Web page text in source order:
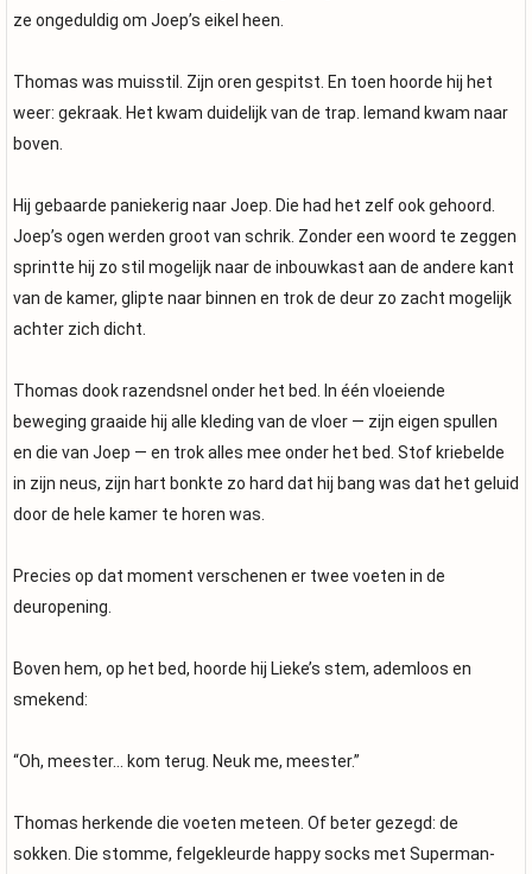
ze ongeduldig om Joep’s eikel heen.
Thomas was muisstil. Zijn oren gespitst. En toen hoorde hij het
weer: gekraak. Het kwam duidelijk van de trap. Iemand kwam naar
boven.
Hij gebaarde paniekerig naar Joep. Die had het zelf ook gehoord.
Joep’s ogen werden groot van schrik. Zonder een woord te zeggen
sprintte hij zo stil mogelijk naar de inbouwkast aan de andere kant
van de kamer, glipte naar binnen en trok de deur zo zacht mogelijk
achter zich dicht.
Thomas dook razendsnel onder het bed. In één vloeiende
beweging graaide hij alle kleding van de vloer — zijn eigen spullen
en die van Joep — en trok alles mee onder het bed. Stof kriebelde
in zijn neus, zijn hart bonkte zo hard dat hij bang was dat het geluid
door de hele kamer te horen was.
Precies op dat moment verschenen er twee voeten in de
deuropening.
Boven hem, op het bed, hoorde hij Lieke’s stem, ademloos en
smekend:
“Oh, meester… kom terug. Neuk me, meester.”
Thomas herkende die voeten meteen. Of beter gezegd: de
sokken. Die stomme, felgekleurde happy socks met Superman-